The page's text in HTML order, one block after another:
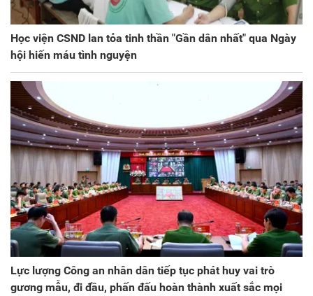
Học viện CSND lan tỏa tinh thần "Gần dân nhất" qua Ngày
hội hiến máu tình nguyện
Lực lượng Công an nhân dân tiếp tục phát huy vai trò
gương mẫu, đi đầu, phấn đấu hoàn thành xuất sắc mọi